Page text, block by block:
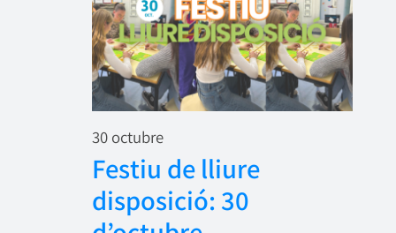
30 octubre
Festiu de lliure
disposició: 30